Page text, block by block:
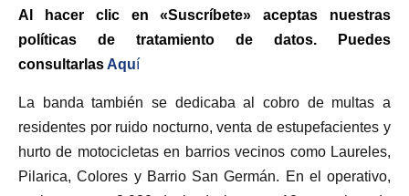
Al hacer clic en «Suscríbete» aceptas nuestras
políticas de tratamiento de datos. Puedes
consultarlas Aquí
La banda también se dedicaba al cobro de multas a
residentes por ruido nocturno, venta de estupefacientes y
hurto de motocicletas en barrios vecinos como Laureles,
Pilarica, Colores y Barrio San Germán. En el operativo,